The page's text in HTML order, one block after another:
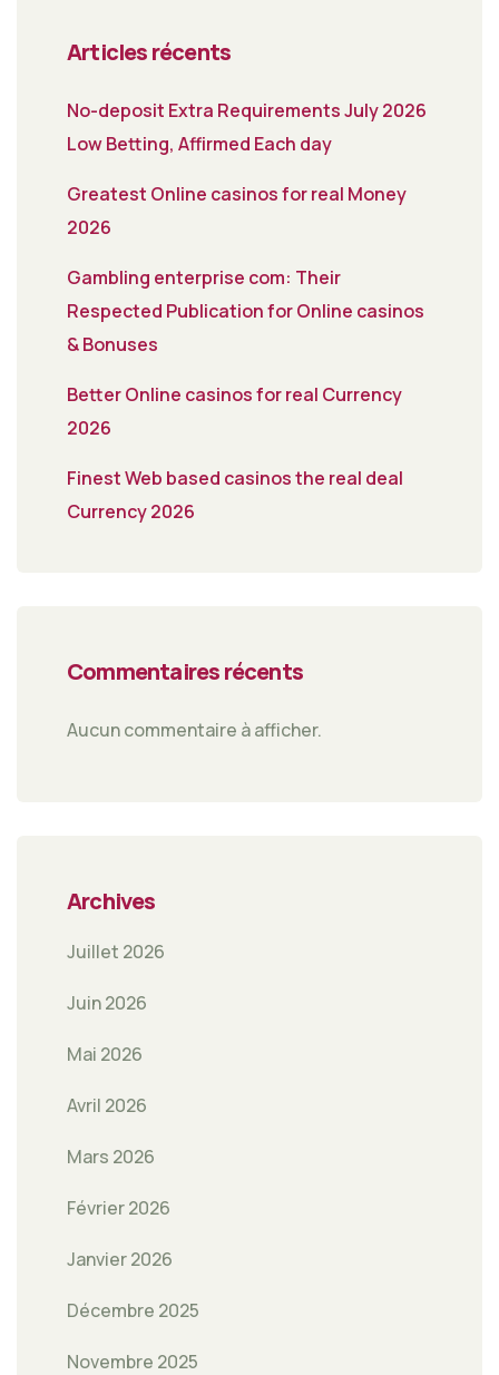
Articles récents
No-deposit Extra Requirements July 2026
Low Betting, Affirmed Each day
Greatest Online casinos for real Money
2026
Gambling enterprise com: Their
Respected Publication for Online casinos
& Bonuses
Better Online casinos for real Currency
2026
Finest Web based casinos the real deal
Currency 2026
Commentaires récents
Aucun commentaire à afficher.
Archives
Juillet 2026
Juin 2026
Mai 2026
Avril 2026
Mars 2026
Février 2026
Janvier 2026
Décembre 2025
Novembre 2025